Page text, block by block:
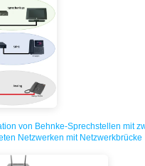
von Behnke-Sprechstellen mit
Netzwerken mit Netzwerkbrücke